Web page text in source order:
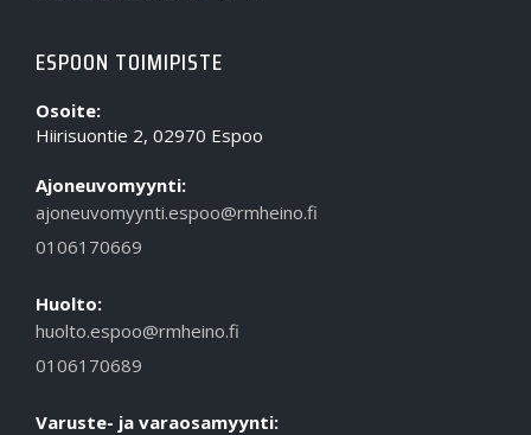
ESPOON TOIMIPISTE
Osoite:
Hiirisuontie 2, 02970 Espoo
Ajoneuvomyynti:
ajoneuvomyynti.espoo@rmheino.fi
0106170669
Huolto:
huolto.espoo@rmheino.fi
0106170689
Varuste- ja varaosamyynti: